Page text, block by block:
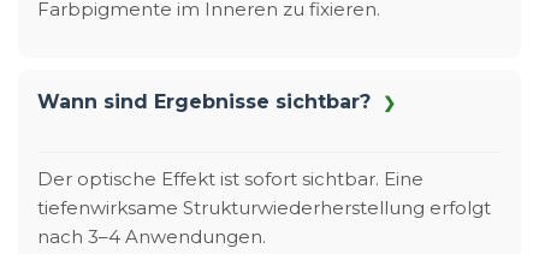
Farbpigmente im Inneren zu fixieren.
Wann sind Ergebnisse sichtbar?
Der optische Effekt ist sofort sichtbar. Eine
tiefenwirksame Strukturwiederherstellung erfolgt
nach 3–4 Anwendungen.